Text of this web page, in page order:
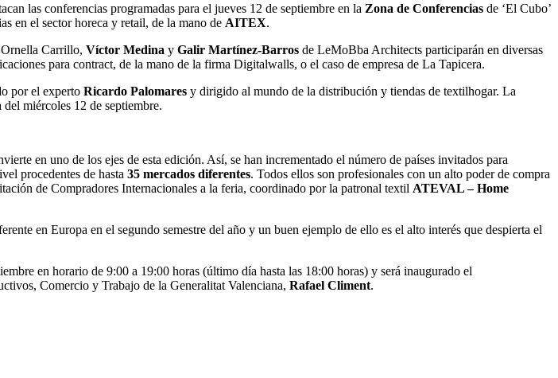
las conferencias programadas para el jueves 12 de septiembre en la Zona de Conferencias de ‘El Cubo’
en el sector horeca y retail, de la mano de AITEX.
Carrillo, Víctor Medina y Galir Martínez-Barros de LeMoBba Architects participarán en diversas
para contract, de la mano de la firma Digitalwalls, o el caso de empresa de La Tapicera.
por el experto Ricardo Palomares y dirigido al mundo de la distribución y tiendas de textilhogar. La
miércoles 12 de septiembre.
en uno de los ejes de esta edición. Así, se han incrementado el número de países invitados para
procedentes de hasta 35 mercados diferentes. Todos ellos son profesionales con un alto poder de compra
de Compradores Internacionales a la feria, coordinado por la patronal textil ATEVAL – Home
en Europa en el segundo semestre del año y un buen ejemplo de ello es el alto interés que despierta el
en horario de 9:00 a 19:00 horas (último día hasta las 18:00 horas) y será inaugurado el
Comercio y Trabajo de la Generalitat Valenciana, Rafael Climent.